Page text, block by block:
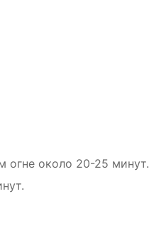
огне около 20-25 минут.